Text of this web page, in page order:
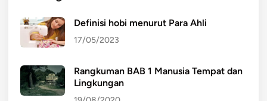
Definisi hobi menurut Para Ahli
17/05/2023
Rangkuman BAB 1 Manusia Tempat dan
Lingkungan